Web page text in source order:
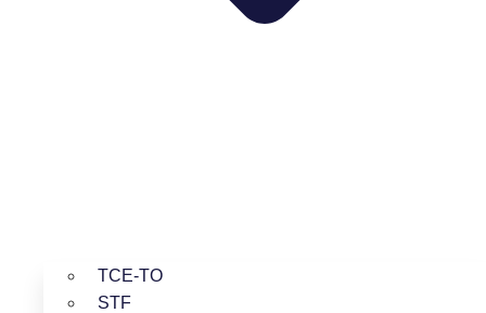
TCE-TO
STF